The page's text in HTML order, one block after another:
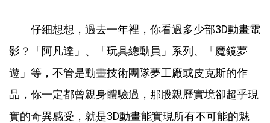
仔細想想，過去一年裡，你看過多少部3D動畫電
影？「阿凡達」、「玩具總動員」系列、「魔鏡夢
遊」等，不管是動畫技術團隊夢工廠或皮克斯的作
品，你一定都曾親身體驗過，那股親歷實境卻超乎現
實的奇異感受，就是3D動畫能實現所有不可能的魅